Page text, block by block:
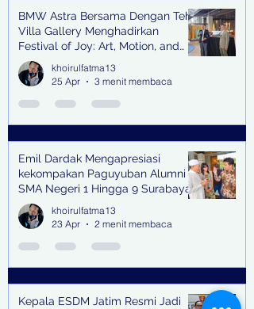
BMW Astra Bersama Dengan Teh
Villa Gallery Menghadirkan
Festival of Joy: Art, Motion, and
Scent
khoirulfatma13
25 Apr
3 menit membaca
Emil Dardak Mengapresiasi
kekompakan Paguyuban Alumni
SMA Negeri 1 Hingga 9 Surabaya
(Pasmanbaya) dalam Kegiatan
Halal Bihalal
khoirulfatma13
23 Apr
2 menit membaca
Kepala ESDM Jatim Resmi Jadi